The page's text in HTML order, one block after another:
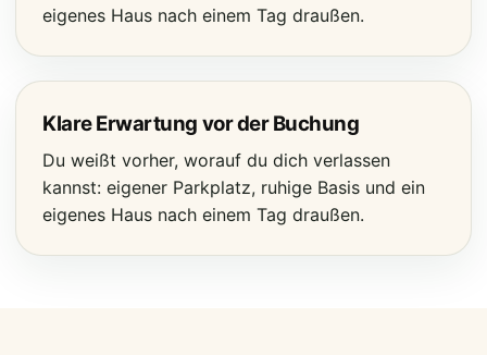
eigenes Haus nach einem Tag draußen.
Klare Erwartung vor der Buchung
Du weißt vorher, worauf du dich verlassen
kannst: eigener Parkplatz, ruhige Basis und ein
eigenes Haus nach einem Tag draußen.